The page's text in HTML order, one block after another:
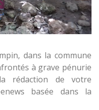
dans la commune
à grave pénurie
rédaction de votre
basée dans la